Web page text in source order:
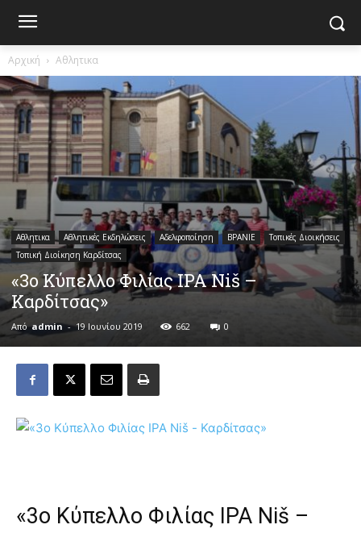
Αρχική Αθλητικα
Αθλητικα Αθλητικές Εκδηλώσεις Αδελφοποίηση ΒΡΑΝΙΕ
Τοπικές Διοικήσεις
Τοπική Διοίκηση Καρδίτσας
«3ο Κύπελλο Φιλίας IPA Niš –
Καρδίτσας»
Από admin - 19 Ιουνίου 2019 662 0
«3ο Κύπελλο Φιλίας IPA Niš –